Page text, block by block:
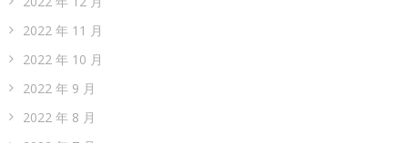
2022 年 11 月
2022 年 10 月
2022 年 9 月
2022 年 8 月